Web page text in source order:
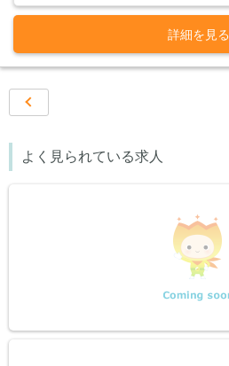
詳細を見る
前ページ
よく見られている求人